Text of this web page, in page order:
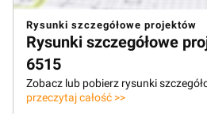
Rysunki szczegółowe projektów
Rysunki szczegółowe
6515
Zobacz lub pobierz rysunki
przeczytaj całość >>